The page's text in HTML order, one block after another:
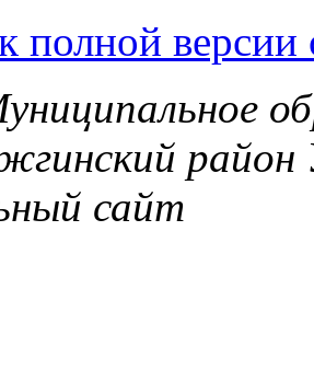
полной версии
район
сайт